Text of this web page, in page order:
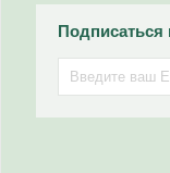
Подписаться